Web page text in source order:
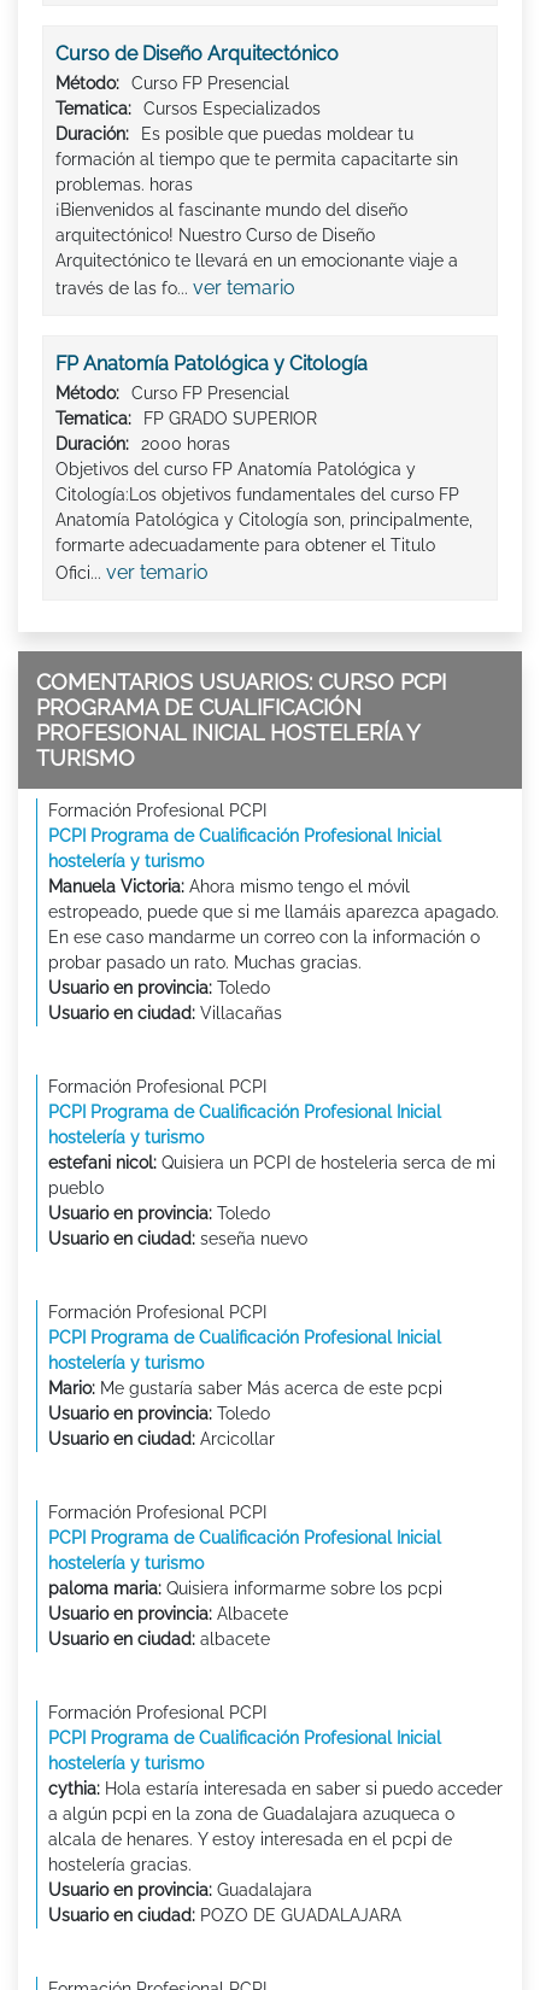
Curso de Diseño Arquitectónico
Método:
Curso FP Presencial
Tematica:
Cursos Especializados
Duración:
Es posible que puedas moldear tu
formación al tiempo que te permita capacitarte sin
problemas. horas
¡Bienvenidos al fascinante mundo del diseño
arquitectónico! Nuestro Curso de Diseño
Arquitectónico te llevará en un emocionante viaje a
través de las fo... ver temario
FP Anatomía Patológica y Citología
Método:
Curso FP Presencial
Tematica:
FP GRADO SUPERIOR
Duración:
2000 horas
Objetivos del curso FP Anatomía Patológica y
Citología:Los objetivos fundamentales del curso FP
Anatomía Patológica y Citología son, principalmente,
formarte adecuadamente para obtener el Titulo
Ofici... ver temario
COMENTARIOS USUARIOS: CURSO PCPI
PROGRAMA DE CUALIFICACIÓN
PROFESIONAL INICIAL HOSTELERÍA Y
TURISMO
Formación Profesional PCPI
PCPI Programa de Cualificación Profesional Inicial
hostelería y turismo
Manuela Victoria: Ahora mismo tengo el móvil
estropeado, puede que si me llamáis aparezca apagado.
En ese caso mandarme un correo con la información o
probar pasado un rato. Muchas gracias.
Usuario en provincia: Toledo
Usuario en ciudad: Villacañas
Formación Profesional PCPI
PCPI Programa de Cualificación Profesional Inicial
hostelería y turismo
estefani nicol: Quisiera un PCPI de hosteleria serca de mi
pueblo
Usuario en provincia: Toledo
Usuario en ciudad: seseña nuevo
Formación Profesional PCPI
PCPI Programa de Cualificación Profesional Inicial
hostelería y turismo
Mario: Me gustaría saber Más acerca de este pcpi
Usuario en provincia: Toledo
Usuario en ciudad: Arcicollar
Formación Profesional PCPI
PCPI Programa de Cualificación Profesional Inicial
hostelería y turismo
paloma maria: Quisiera informarme sobre los pcpi
Usuario en provincia: Albacete
Usuario en ciudad: albacete
Formación Profesional PCPI
PCPI Programa de Cualificación Profesional Inicial
hostelería y turismo
cythia: Hola estaría interesada en saber si puedo acceder
a algún pcpi en la zona de Guadalajara azuqueca o
alcala de henares. Y estoy interesada en el pcpi de
hostelería gracias.
Usuario en provincia: Guadalajara
Usuario en ciudad: POZO DE GUADALAJARA